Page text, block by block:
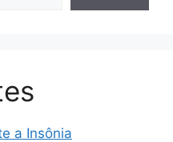
a Insônia